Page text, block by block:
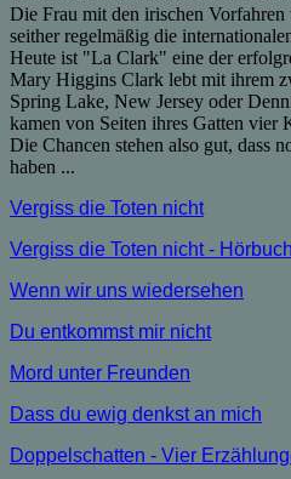
Die Frau mit den irischen
seither regelmäßig die
Heute ist "La Clark" eine der
Mary Higgins Clark lebt mit ihrem
Spring Lake, New Jersey oder
kamen von Seiten ihres Gatten vier
Die Chancen stehen also gut, dass
haben ...
Vergiss die Toten nicht
Vergiss die Toten nicht - Hörbuch
Wenn wir uns wiedersehen
Du entkommst mir nicht
Mord unter Freunden
Dass du ewig denkst an mich
Doppelschatten - Vier